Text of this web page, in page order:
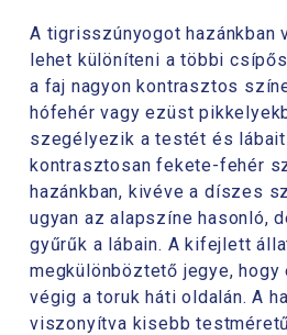
A tigrisszúnyogot hazánkban
lehet különíteni a többi
a faj nagyon kontrasztos
hófehér vagy ezüst
szegélyezik a testét és lábait
kontrasztosan fekete-fehér
hazánkban, kivéve a díszes
ugyan az alapszíne hasonló,
gyűrűk a lábain. A kifejlett
megkülönböztető jegye,
végig a toruk háti oldalán. A
viszonyítva kisebb